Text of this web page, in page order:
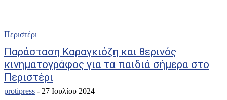
Περιστέρι
Παράσταση Καραγκιόζη και θερινός
κινηματογράφος για τα παιδιά σήμερα στο
Περιστέρι
protipress - 27 Ιουλίου 2024